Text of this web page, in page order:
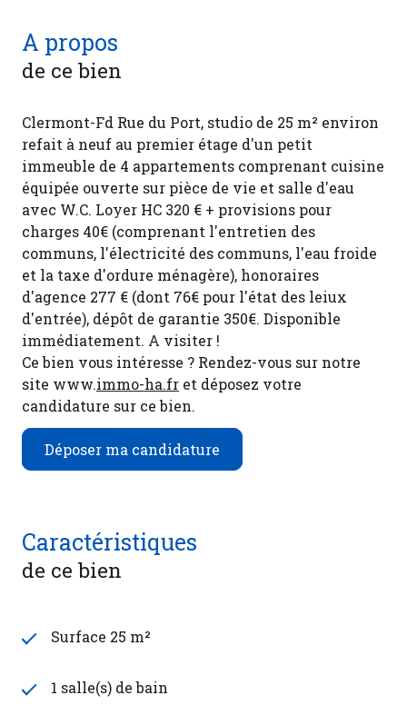
A propos
de ce bien
Clermont-Fd Rue du Port, studio de 25 m² environ
refait à neuf au premier étage d'un petit
immeuble de 4 appartements comprenant cuisine
équipée ouverte sur pièce de vie et salle d'eau
avec W.C. Loyer HC 320 € + provisions pour
charges 40€ (comprenant l'entretien des
communs, l'électricité des communs, l'eau froide
et la taxe d'ordure ménagère), honoraires
d'agence 277 € (dont 76€ pour l'état des leiux
d'entrée), dépôt de garantie 350€. Disponible
immédiatement. A visiter !
Ce bien vous intéresse ? Rendez-vous sur notre
site www.immo-ha.fr et déposez votre
candidature sur ce bien.
Déposer ma candidature
Caractéristiques
de ce bien
Surface 25 m²
1 salle(s) de bain